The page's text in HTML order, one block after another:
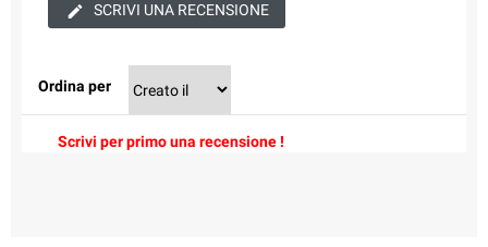
SCRIVI UNA RECENSIONE
Ordina per
Scrivi per primo una recensione !